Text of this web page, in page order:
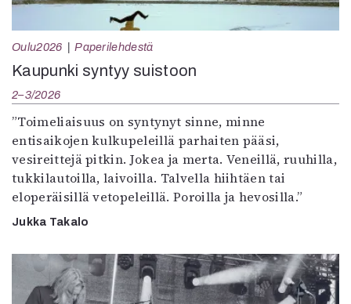
In English
Esitystaide
Arkisto
4/2026
2–3/2026
1/2026
6/2025
5/2025 saame
Info
Tilaus ja irtonumerot
Oulu2026 Paperilehdestä
Kaupunki syntyy suistoon
2–3/2026
”Toimeliaisuus on syntynyt sinne, minne
entisaikojen kulkupeleillä parhaiten pääsi,
vesireittejä pitkin. Jokea ja merta. Veneillä, ruuhilla,
tukkilautoilla, laivoilla. Talvella hiihtäen tai
eloperäisillä vetopeleillä. Poroilla ja hevosilla.”
Jukka Takalo